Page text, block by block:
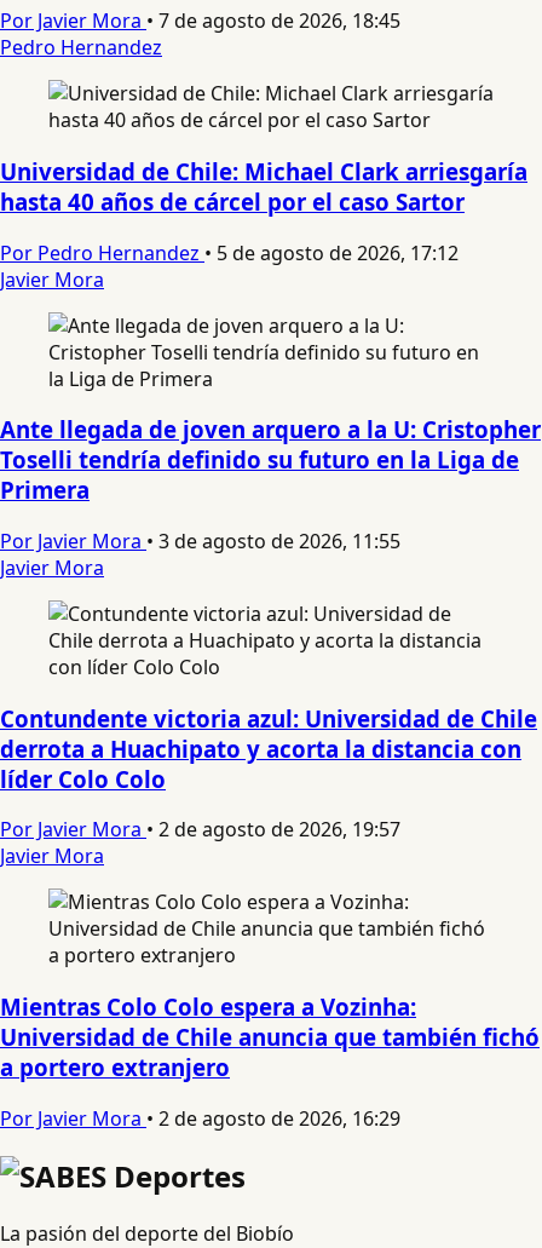
Por Javier Mora • 7 de agosto de 2026, 18:45
Pedro Hernandez
Universidad de Chile: Michael Clark arriesgaría
hasta 40 años de cárcel por el caso Sartor
Por Pedro Hernandez • 5 de agosto de 2026, 17:12
Javier Mora
Ante llegada de joven arquero a la U: Cristopher
Toselli tendría definido su futuro en la Liga de
Primera
Por Javier Mora • 3 de agosto de 2026, 11:55
Javier Mora
Contundente victoria azul: Universidad de Chile
derrota a Huachipato y acorta la distancia con
líder Colo Colo
Por Javier Mora • 2 de agosto de 2026, 19:57
Javier Mora
Mientras Colo Colo espera a Vozinha:
Universidad de Chile anuncia que también fichó
a portero extranjero
Por Javier Mora • 2 de agosto de 2026, 16:29
La pasión del deporte del Biobío